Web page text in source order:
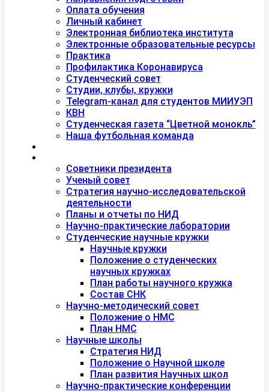
Оплата обучения
Личный кабинет
Электронная библиотека института
Электронные образовательные ресурсы
Практика
Профилактика Коронавируса
Студенческий совет
Студии, клубы, кружки
Telegram-канал для студентов МИИУЭП
КВН
Студенческая газета “Цветной монокль”
Наша футбольная команда
Советники президента
Ученый совет
Стратегия научно-исследовательской
деятельности
Планы и отчеты по НИД
Научно-практические лаборатории
Студенческие научные кружки
Научные кружки
Положение о студенческих
научных кружках
План работы научного кружка
Состав СНК
Научно-методический совет
Положение о НМС
План НМС
Научные школы
Стратегия НИД
Положение о Научной школе
План развития Научных школ
Научно-практические конференции